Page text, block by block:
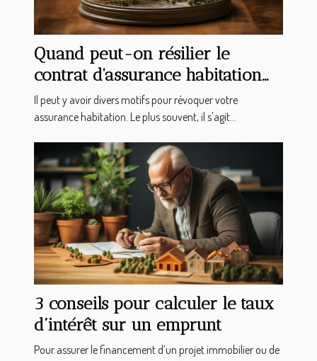
Quand peut-on résilier le
contrat d'assurance habitation
ou appartement ?
Il peut y avoir divers motifs pour révoquer votre
assurance habitation. Le plus souvent, il s'agit...
3 conseils pour calculer le taux
d’intérêt sur un emprunt
Pour assurer le financement d’un projet immobilier ou de